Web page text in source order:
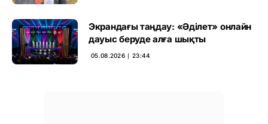
Экрандағы таңдау: «Әділет» онлайн
дауыс беруде алға шықты
05.08.2026 ∣ 23:44